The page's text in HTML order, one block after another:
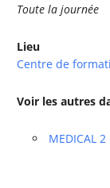
Toute la journée
Lieu
Centre de
Voir les autres
MEDICAL